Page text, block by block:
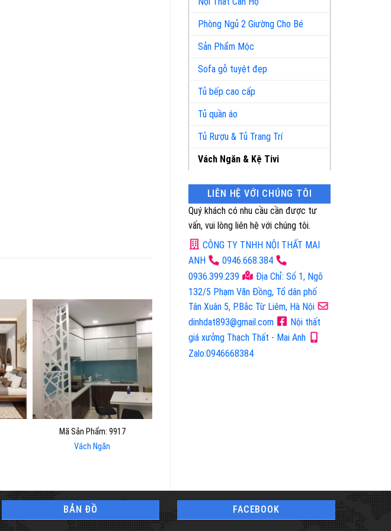
Phòng Ngủ 2 Giường Cho Bé
Sản Phẩm Mộc
Sofa gỗ tuyệt đẹp
Tủ bếp cao cấp
Tủ quần áo
Tủ Rượu & Tủ Trang Trí
Vách Ngăn & Kệ Tivi
LIÊN HỆ VỚI CHÚNG TÔI
Quý khách có nhu cầu cần được tư
vấn, vui lòng liên hệ với chúng tôi.
CÔNG TY TNHH NỘI THẤT MAI
ANH
0946.668.384
0936.399.239
Địa Chỉ: Số 1, Ngõ
132/5 Phạm Văn Đồng, Tổ dân phố
Tân Xuân 5, P.Bắc Từ Liêm, Hà Nội
dinhdat893@gmail.com
Nội thất
giá xưởng Thạch Thất - Mai Anh
Zalo:0946668384
Mã Sản Phẩm: 9917
Vách Ngăn
BẢN ĐỒ FACEBOOK